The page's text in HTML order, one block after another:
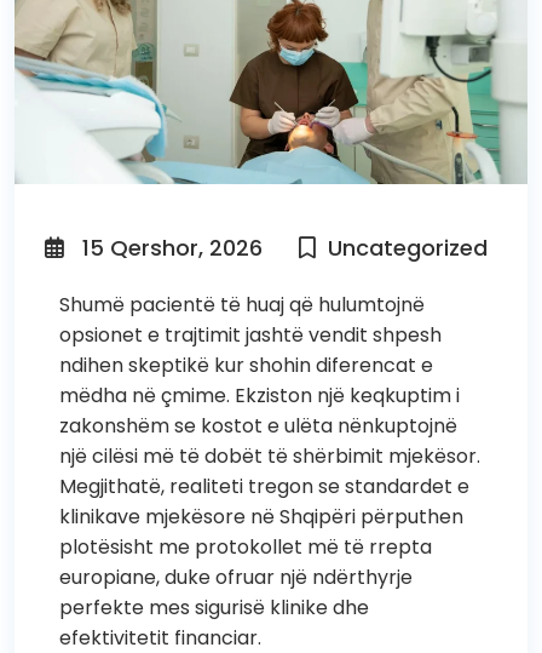
15 Qershor, 2026 Uncategorized
Shumë pacientë të huaj që hulumtojnë
opsionet e trajtimit jashtë vendit shpesh
ndihen skeptikë kur shohin diferencat e
mëdha në çmime. Ekziston një keqkuptim i
zakonshëm se kostot e ulëta nënkuptojnë
një cilësi më të dobët të shërbimit mjekësor.
Megjithatë, realiteti tregon se standardet e
klinikave mjekësore në Shqipëri përputhen
plotësisht me protokollet më të rrepta
europiane, duke ofruar një ndërthyrje
perfekte mes sigurisë klinike dhe
efektivitetit financiar.